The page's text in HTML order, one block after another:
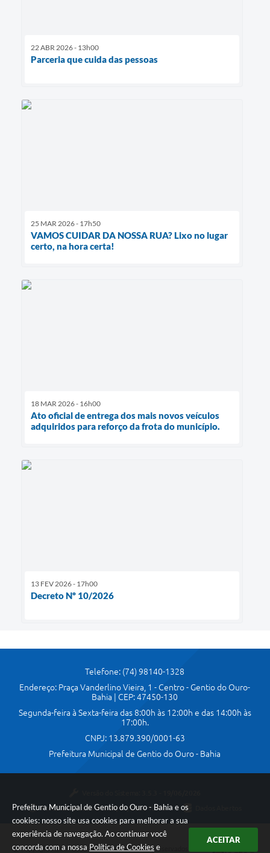
Prefeitura Municipal de Gentio do Ouro - Bahia e os
cookies: nosso site usa cookies para melhorar a sua
experiência de navegação. Ao continuar você
concorda com a nossa Política de Cookies e
ACEITAR
22 ABR 2026 - 13h00
Parceria que cuida das pessoas
25 MAR 2026 - 17h50
VAMOS CUIDAR DA NOSSA RUA? Lixo no lugar
certo, na hora certa!
18 MAR 2026 - 16h00
Ato oficial de entrega dos mais novos veículos
adquiridos para reforço da frota do município.
13 FEV 2026 - 17h00
Decreto Nº 10/2026
Telefone: (74) 98140-1328
Endereço: Praça Vanderlino Vieira, 1 - Centro - Gentio do Ouro-
Bahia | CEP: 47450-130
Segunda-feira à Sexta-feira das 8:00h às 12:00h e das 14:00h às
17:00h.
CNPJ: 13.879.390/0001-63
Prefeitura Municipal de Gentio do Ouro - Bahia
Portal atualizado em:30/07/2026 15:16
Copyright Instar - 2006-2026. Todos os direitos reservados -